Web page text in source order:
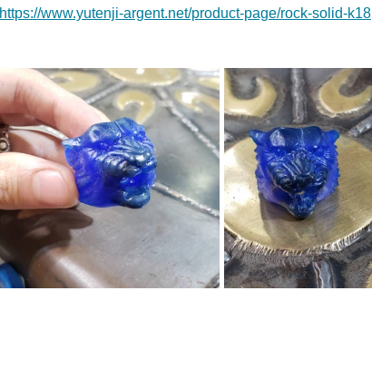
https://www.yutenji-argent.net/product-page/rock-solid-k18